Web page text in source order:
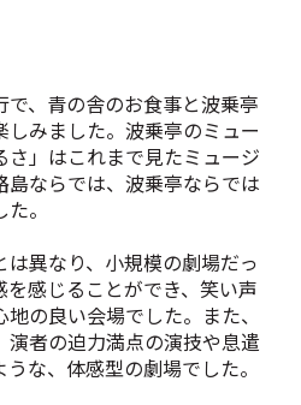
、青の舎のお食事と波乗亭
しみました。波乗亭のミュー
さ」はこれまで見たミュージ
島ならでは、波乗亭ならでは
。
異なり、小規模の劇場だっ
を感じることができ、笑い声
の良い会場でした。また、
者の迫力満点の演技や息遣
な、体感型の劇場でした。